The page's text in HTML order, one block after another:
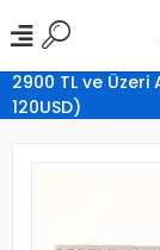
2900 TL ve
120USD)